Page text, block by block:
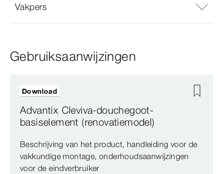
Vakpers
Gebruiksaanwijzingen
Advantix Cleviva-douchegoot-
basiselement (renovatiemodel)
Beschrijving van het product, handleiding voor de
vakkundige montage, onderhoudsaanwijzingen
voor de eindverbruiker
Download